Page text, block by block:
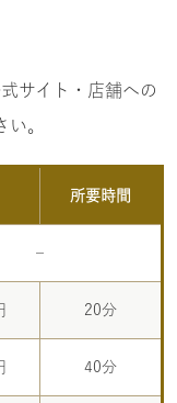
サイト・店舗への
。
所要時間
–
20分
40分